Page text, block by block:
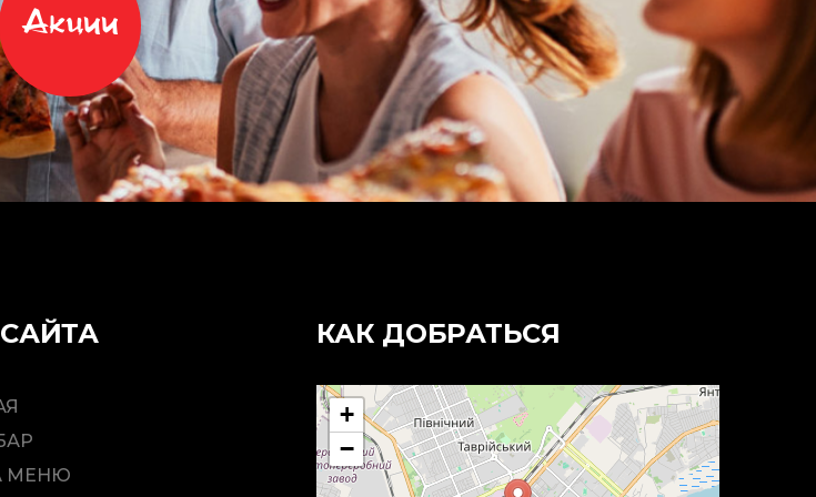
Акции
МЕНЮ
КАК ДОБРАТЬСЯ
+
−